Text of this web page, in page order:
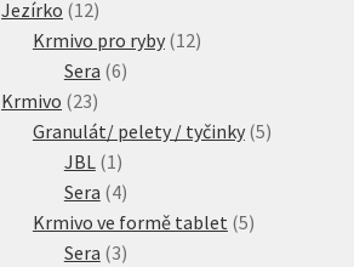
produktů
Jezírko 1212
produktů
Krmivo pro ryby 1212
Sera 66
Krmivo 2323
produktů
Granulát/ pelety / tyčinky 55
JBL 11
produkt
Sera 44
produkty
Krmivo ve formě tablet 55
Sera 33